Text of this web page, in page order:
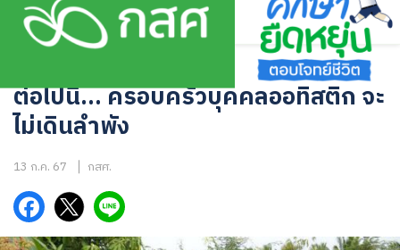
Skip
ต่อไปนี้… ครอบครัวบุคคลออทิสติก จะ
ไม่เดินลำพัง
13 ก.ค. 67 กสศ.